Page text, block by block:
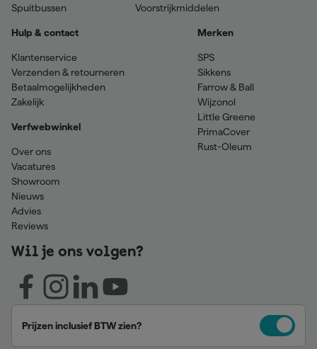
Spuitbussen
Voorstrijkmiddelen
Hulp & contact
Klantenservice
Verzenden & retourneren
Betaalmogelijkheden
Zakelijk
Verfwebwinkel
Over ons
Vacatures
Showroom
Nieuws
Advies
Reviews
Merken
SPS
Sikkens
Farrow & Ball
Wijzonol
Little Greene
PrimaCover
Rust-Oleum
Wil je ons volgen?
Prijzen inclusief BTW zien?